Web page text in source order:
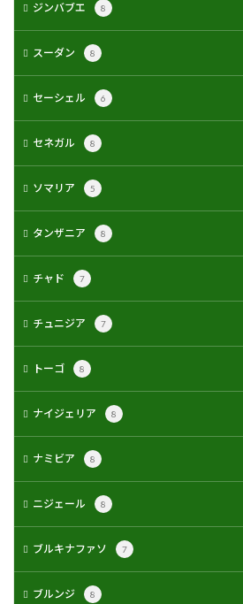
ジンバブエ 8
スーダン 8
セーシェル 6
セネガル 8
ソマリア 5
タンザニア 8
チャド 7
チュニジア 7
トーゴ 8
ナイジェリア 8
ナミビア 8
ニジェール 8
ブルキナファソ 7
ブルンジ 8